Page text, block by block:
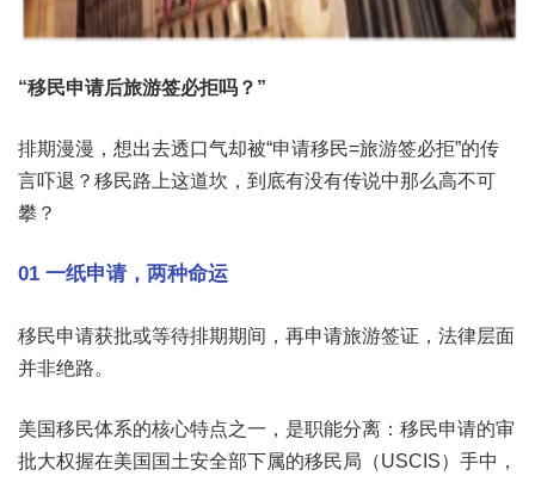
“移民申请后旅游签必拒吗？ ”
排期漫漫，想出去透口气却被“申请移民=旅游签必拒”的传
言吓退？移民路上这道坎，到底有没有传说中那么高不可
攀？
01 一纸申请，两种命运
移民申请获批或等待排期期间，再申请旅游签证，法律层面
并非绝路。
美国移民体系的核心特点之一，是职能分离：移民申请的审
批大权握在美国国土安全部下属的移民局（USCIS）手中，